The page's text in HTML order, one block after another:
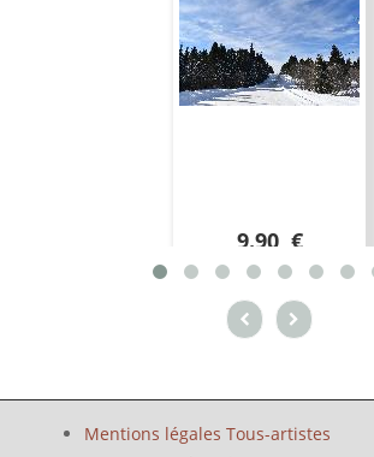
9.90 €
Mentions légales Tous-artistes